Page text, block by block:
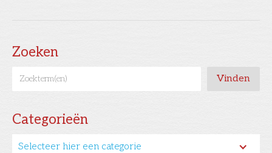
Zoeken
Categorieën
Selecteer hier een categorie